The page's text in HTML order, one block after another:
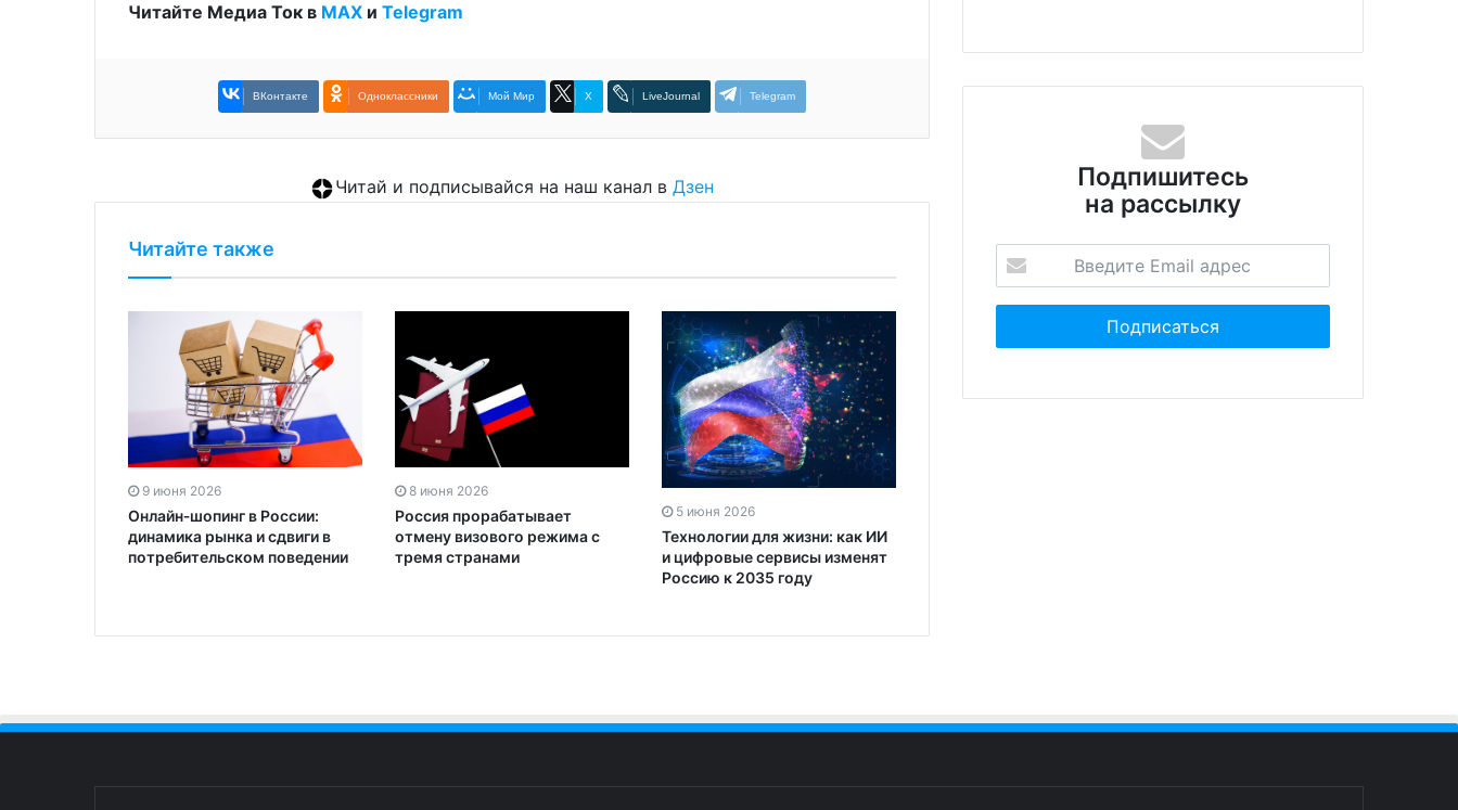
Читайте Медиа Ток в МАХ и Telegram
ВКонтакте Одноклассники Мой Мир X LiveJournal Telegram
Читай и подписывайся на наш канал в Дзен
Читайте также
9 июня 2026
Онлайн‑шопинг в России:
динамика рынка и сдвиги в
потребительском поведении
8 июня 2026
Россия прорабатывает
отмену визового режима с
тремя странами
5 июня 2026
Технологии для жизни: как ИИ
и цифровые сервисы изменят
Россию к 2035 году
Подпишитесь
на рассылку